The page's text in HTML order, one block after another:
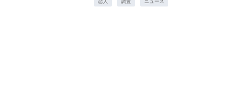
恋人 調査 ニュース